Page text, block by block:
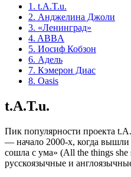
1. t.A.T.u.
2. Анджелина Джоли
3. «Ленинград»
4. ABBA
5. Иосиф Кобзон
6. Адель
7. Кэмерон Диас
8. Oasis
t.A.T.u.
Пик популярности проекта
— начало 2000-х, когда
сошла с ума» (All the things
русскоязычные и